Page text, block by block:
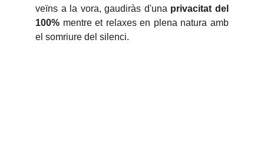
veïns a la vora, gaudiràs d'una privacitat del
100% mentre et relaxes en plena natura amb
el somriure del silenci.